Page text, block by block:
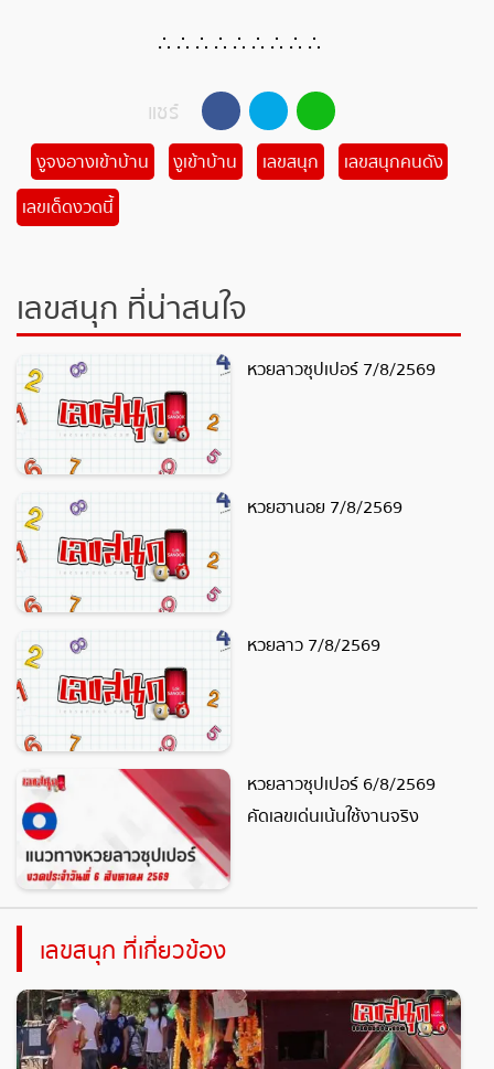
∴ ∴ ∴ ∴ ∴ ∴ ∴ ∴ ∴
แชร์
งูจงอางเข้าบ้าน งูเข้าบ้าน เลขสนุก
เลขสนุกคนดัง
เลขเด็ดงวดนี้
เลขสนุก ที่น่าสนใจ
หวยลาวซุปเปอร์ 7/8/2569
หวยฮานอย 7/8/2569
หวยลาว 7/8/2569
หวยลาวซุปเปอร์ 6/8/2569
คัดเลขเด่นเน้นใช้งานจริง
เลขสนุก ที่เกี่ยวข้อง